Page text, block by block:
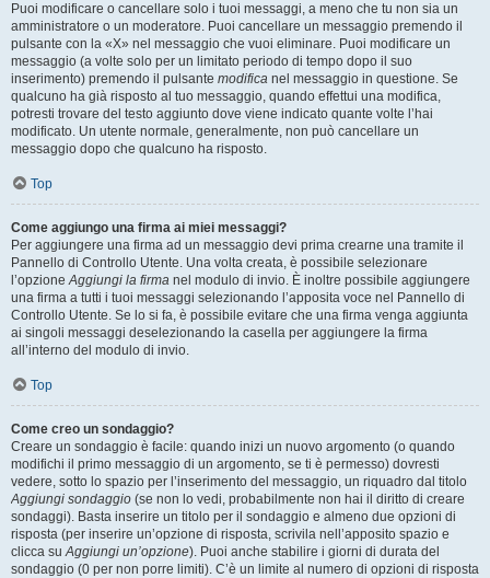
Puoi modificare o cancellare solo i tuoi messaggi, a meno che tu non sia un
amministratore o un moderatore. Puoi cancellare un messaggio premendo il
pulsante con la «X» nel messaggio che vuoi eliminare. Puoi modificare un
messaggio (a volte solo per un limitato periodo di tempo dopo il suo
inserimento) premendo il pulsante modifica nel messaggio in questione. Se
qualcuno ha già risposto al tuo messaggio, quando effettui una modifica,
potresti trovare del testo aggiunto dove viene indicato quante volte l’hai
modificato. Un utente normale, generalmente, non può cancellare un
messaggio dopo che qualcuno ha risposto.
Top
Come aggiungo una firma ai miei messaggi?
Per aggiungere una firma ad un messaggio devi prima crearne una tramite il
Pannello di Controllo Utente. Una volta creata, è possibile selezionare
l’opzioneAggiungi la firma nel modulo di invio. È inoltre possibile aggiungere
una firma a tutti i tuoi messaggi selezionando l’apposita voce nel Pannello di
Controllo Utente. Se lo si fa, è possibile evitare che una firma venga aggiunta
ai singoli messaggi deselezionando la casella per aggiungere la firma
all’interno del modulo di invio.
Top
Come creo un sondaggio?
Creare un sondaggio è facile: quando inizi un nuovo argomento (o quando
modifichi il primo messaggio di un argomento, se ti è permesso) dovresti
vedere, sotto lo spazio per l’inserimento del messaggio, un riquadro dal titolo
Aggiungi sondaggio (se non lo vedi, probabilmente non hai il diritto di creare
sondaggi). Basta inserire un titolo per il sondaggio e almeno due opzioni di
risposta (per inserire un’opzione di risposta, scrivila nell’apposito spazio e
clicca suAggiungi un’opzione). Puoi anche stabilire i giorni di durata del
sondaggio (0 per non porre limiti). C’è un limite al numero di opzioni di risposta